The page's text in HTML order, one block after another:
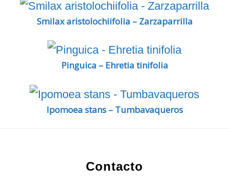
Smilax aristolochiifolia – Zarzaparrilla
Pinguica – Ehretia tinifolia
Ipomoea stans – Tumbavaqueros
Contacto